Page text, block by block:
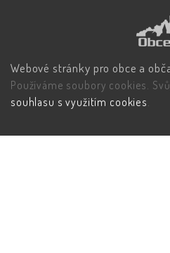
Webové stránky pro obce a
Používáme soubory cookies.
souhlasu s využitím cookies